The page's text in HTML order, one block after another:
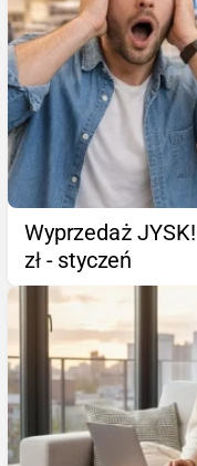
Wyprzedaż
zł - styczeń